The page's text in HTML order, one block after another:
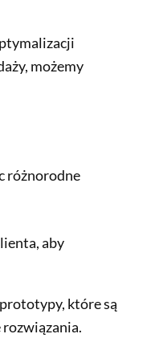
możemy
różnorodne
aby
które są